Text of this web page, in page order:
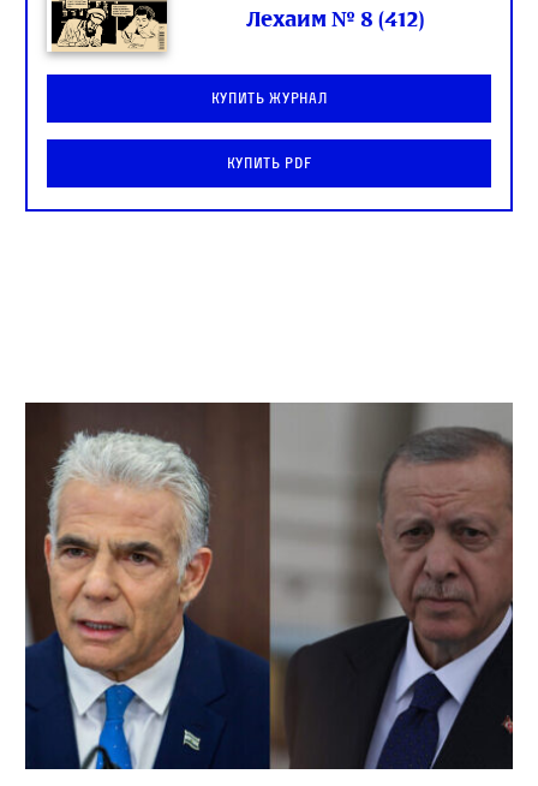
Лехаим № 8 (412)
Купить журнал
Купить PDF